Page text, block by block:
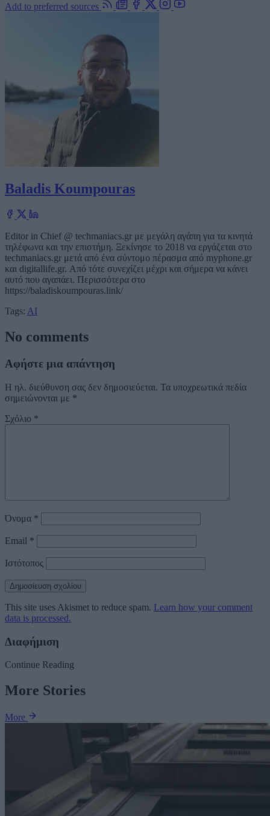
Add to preferred sources
Baladis Koumpouras
Editor in Chief @ techmaniacs.gr με μεγάλη αγάπη για τα κινητά
τηλέφωνα και την επιστήμη. Ξεκίνησε το 2018 να εργάζεται στο
techmaniacs.gr μετά από ένα σύντομο πέρασμα από myphone.gr
και digitallife.gr. Από τότε συνεχίζει μέχρι και σήμερα να κάνει
αυτό που αγαπάει. Περισσότερα στο
https://baladiskoumpouras.link/
Tags: AI
No comments
Αφήστε μια απάντηση
Η ηλ. διεύθυνση σας δεν δημοσιεύεται. Τα υποχρεωτικά πεδία
σημειώνονται με *
Σχόλιο *
Όνομα *
Email *
Ιστότοπος
This site uses Akismet to reduce spam. Learn how your comment
data is processed.
Διαφήμιση
Continue Reading
More Stories
More